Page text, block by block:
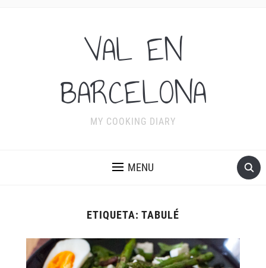
VAL EN
BARCELONA
MY COOKING DIARY
MENU
ETIQUETA: TABULÉ